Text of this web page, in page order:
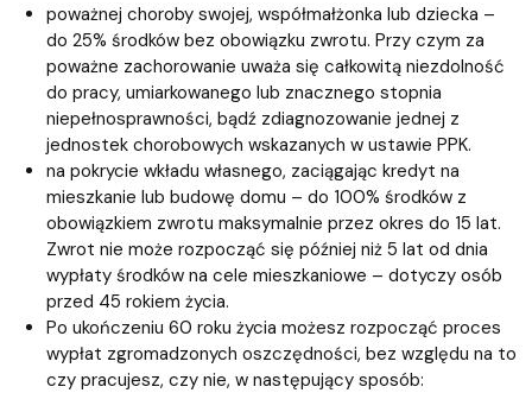
poważnej choroby swojej, współmałżonka lub dziecka –
do 25% środków bez obowiązku zwrotu. Przy czym za
poważne zachorowanie uważa się całkowitą niezdolność
do pracy, umiarkowanego lub znacznego stopnia
niepełnosprawności, bądź zdiagnozowanie jednej z
jednostek chorobowych wskazanych w ustawie PPK.
na pokrycie wkładu własnego, zaciągając kredyt na
mieszkanie lub budowę domu – do 100% środków z
obowiązkiem zwrotu maksymalnie przez okres do 15 lat.
Zwrot nie może rozpocząć się później niż 5 lat od dnia
wypłaty środków na cele mieszkaniowe – dotyczy osób
przed 45 rokiem życia.
Po ukończeniu 60 roku życia możesz rozpocząć proces
wypłat zgromadzonych oszczędności, bez względu na to
czy pracujesz, czy nie, w następujący sposób: